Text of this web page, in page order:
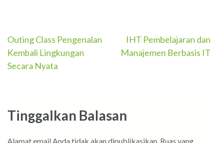
Navigasi
pos
Outing Class Pengenalan
Kembali Lingkungan
Secara Nyata
IHT Pembelajaran dan
Manajemen Berbasis IT
Tinggalkan Balasan
Alamat email Anda tidak akan dipublikasikan. Ruas yang